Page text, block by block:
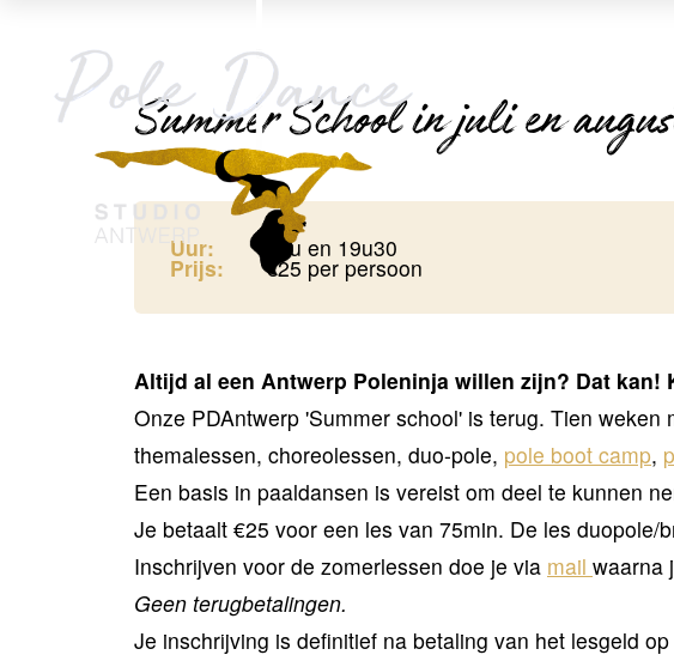
Summer School in juli en
Uur: 18u en 19u30
Prijs: €25 per persoon
Altijd al een Antwerp Poleninja willen zijn? Dat kan!
Onze PDAntwerp 'Summer school' is terug. Tien
themalessen, choreolessen, duo-pole, pole boot camp,
Een basis in paaldansen is vereist om deel te kunnen
Je betaalt €25 voor een les van 75min. De les
Inschrijven voor de zomerlessen doe je via mail waarna
Geen terugbetalingen.
Je inschrijving is definitief na betaling van het lesgeld